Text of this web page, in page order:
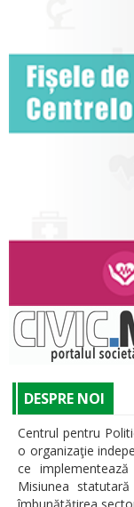
DESPRE NOI
Centrul pentru
o organizaţie
ce
Misiunea